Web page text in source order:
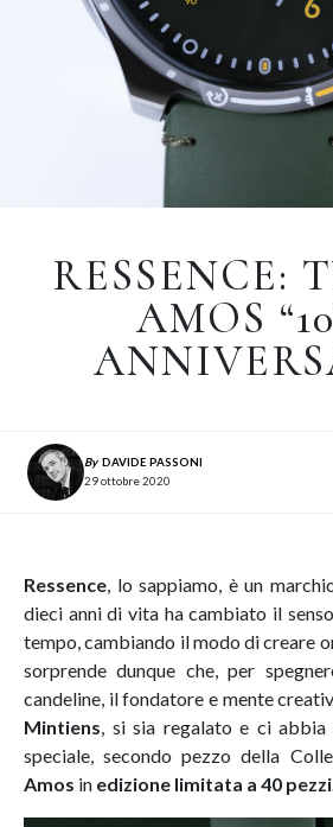
RESSENCE:
AMOS
By DAVIDE PASSONI
29 ottobre 2020
Ressence, lo sappiamo, è un
dieci anni di vita ha cambiato il
tempo, cambiando il modo di creare
sorprende dunque che, per
candeline, il fondatore e mente
Mintiens, si sia regalato e ci
speciale, secondo pezzo della
Amos in edizione limitata a 40 pezzi